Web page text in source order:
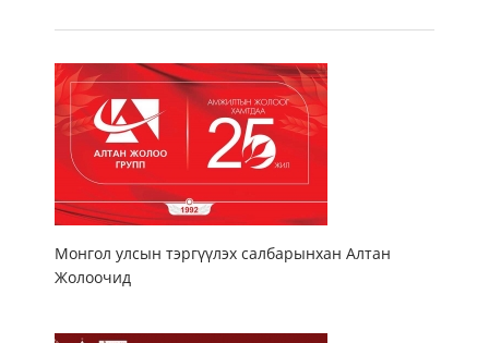
Монгол улсын тэргүүлэх салбарынхан Алтан
Жолоочид